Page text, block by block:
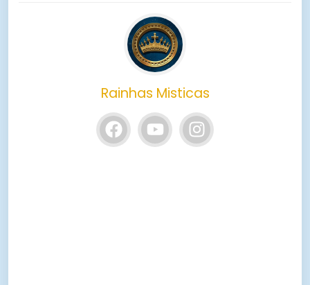
Rainhas Misticas